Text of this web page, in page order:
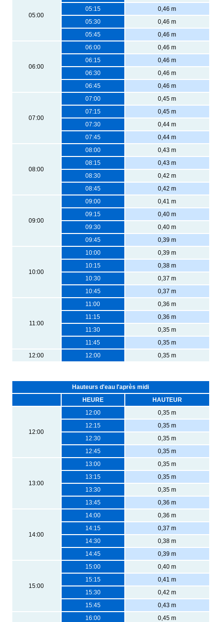
05:00
05:15
0,46 m
05:30
0,46 m
05:45
0,46 m
06:00
06:00
0,46 m
06:15
0,46 m
06:30
0,46 m
06:45
0,46 m
07:00
07:00
0,45 m
07:15
0,45 m
07:30
0,44 m
07:45
0,44 m
08:00
08:00
0,43 m
08:15
0,43 m
08:30
0,42 m
08:45
0,42 m
09:00
09:00
0,41 m
09:15
0,40 m
09:30
0,40 m
09:45
0,39 m
10:00
10:00
0,39 m
10:15
0,38 m
10:30
0,37 m
10:45
0,37 m
11:00
11:00
0,36 m
11:15
0,36 m
11:30
0,35 m
11:45
0,35 m
12:00
12:00 0,35 m
Hauteurs d'eau l'après midi
HEURE
HAUTEUR
12:00
12:00
0,35 m
12:15
0,35 m
12:30
0,35 m
12:45
0,35 m
13:00
13:00
0,35 m
13:15
0,35 m
13:30
0,35 m
13:45
0,36 m
14:00
14:00
0,36 m
14:15
0,37 m
14:30
0,38 m
14:45
0,39 m
15:00
15:00
0,40 m
15:15
0,41 m
15:30
0,42 m
15:45
0,43 m
16:00
0,45 m